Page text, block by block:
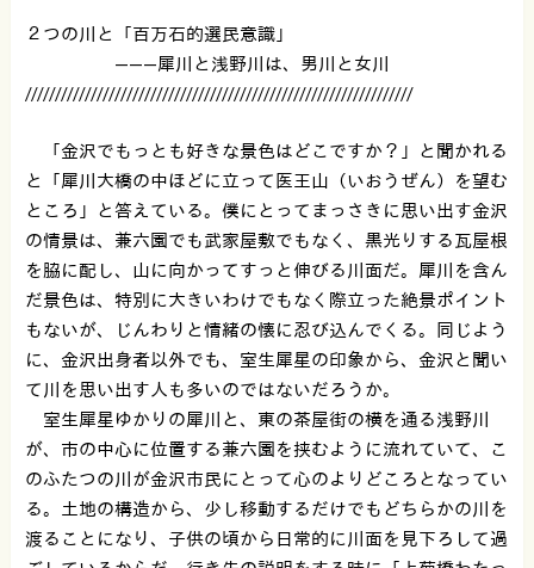
２つの川と「百万石的選民意識」
———犀川と浅野川は、男川と女川
/////////////////////////////////////////////////////////////////
「金沢でもっとも好きな景色はどこですか？」と聞かれる
と「犀川大橋の中ほどに立って医王山（いおうぜん）を望む
ところ」と答えている。僕にとってまっさきに思い出す金沢
の情景は、兼六園でも武家屋敷でもなく、黒光りする瓦屋根
を脇に配し、山に向かってすっと伸びる川面だ。犀川を含ん
だ景色は、特別に大きいわけでもなく際立った絶景ポイント
もないが、じんわりと情緒の懐に忍び込んでくる。同じよう
に、金沢出身者以外でも、室生犀星の印象から、金沢と聞い
て川を思い出す人も多いのではないだろうか。
室生犀星ゆかりの犀川と、東の茶屋街の横を通る浅野川
が、市の中心に位置する兼六園を挟むように流れていて、こ
のふたつの川が金沢市民にとって心のよりどころとなってい
る。土地の構造から、少し移動するだけでもどちらかの川を
渡ることになり、子供の頃から日常的に川面を見下ろして過